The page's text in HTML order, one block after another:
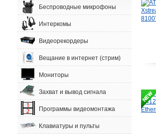
Беспроводные микрофоны
Интеркомы
Видеорекордеры
Вещание в интернет (стрим)
Мониторы
Захват и вывод сигнала
Программы видеомонтажа
Клавиатуры и пульты